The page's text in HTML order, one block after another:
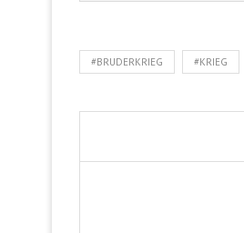
#BRUDERKRIEG #KRIEG